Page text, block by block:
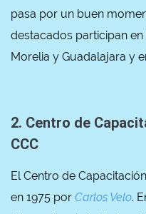
pasa por un buen
destacados participan
Morelia y Guadalajara y
2. Centro de
CCC
El Centro de
en 1975 por Carlos Velo.